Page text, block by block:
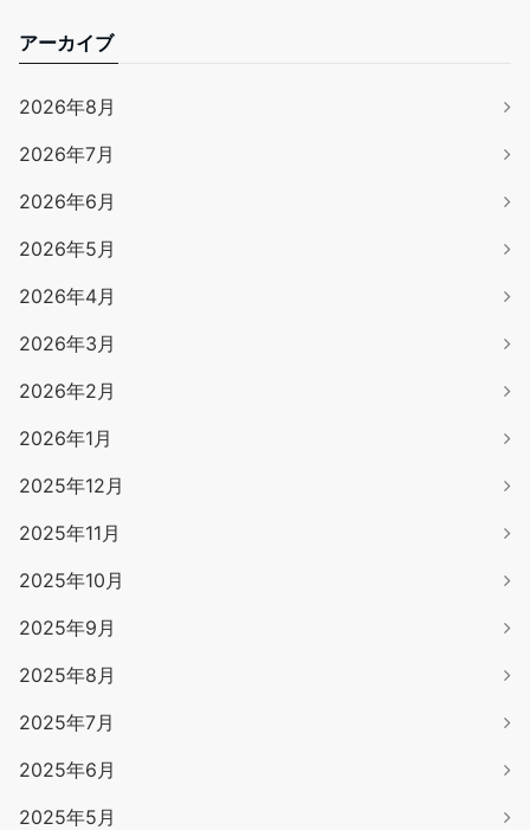
アーカイブ
2026年8月
2026年7月
2026年6月
2026年5月
2026年4月
2026年3月
2026年2月
2026年1月
2025年12月
2025年11月
2025年10月
2025年9月
2025年8月
2025年7月
2025年6月
2025年5月